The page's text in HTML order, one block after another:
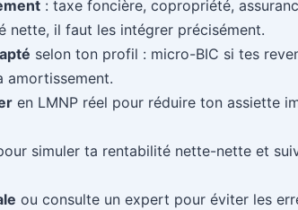
: taxe foncière, copropriété,
nette, il faut les intégrer précisément.
selon ton profil : micro-BIC si tes
amortissement.
en LMNP réel pour réduire ton assiette
simuler ta rentabilité nette-nette et
ou consulte un expert pour éviter les